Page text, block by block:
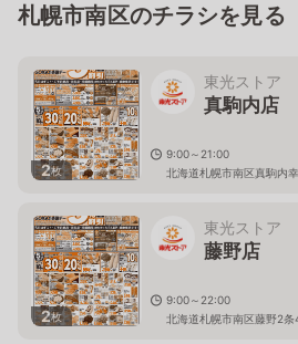
札幌市南区のチラシを見る
2枚
東光ストア
真駒内店
9:00～21:00
北海道札幌市南区真駒内
2枚
東光ストア
藤野店
9:00～22:00
北海道札幌市南区藤野2